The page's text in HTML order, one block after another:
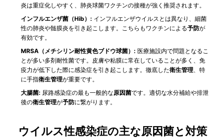
炎は重症化しやすく、肺炎球菌ワクチンの接種が強く推奨されます。
インフルエンザ菌（Hib）: インフルエンザウイルスとは異なり、細菌
性の肺炎や髄膜炎を引き起こします。こちらもワクチンによる予防が
有効です。
MRSA（メチシリン耐性黄色ブドウ球菌）: 医療施設内で問題となるこ
とが多い多剤耐性菌です。皮膚や粘膜に常在していることが多く、免
疫力が低下した際に感染症を引き起こします。徹底した衛生管理 、特
に手指衛生管理が重要です。
大腸菌: 尿路感染症の最も一般的な原因菌です。適切な水分補給や排泄
後の衛生管理が予防に繋がります。
ウイルス性感染症の主な原因菌と対策